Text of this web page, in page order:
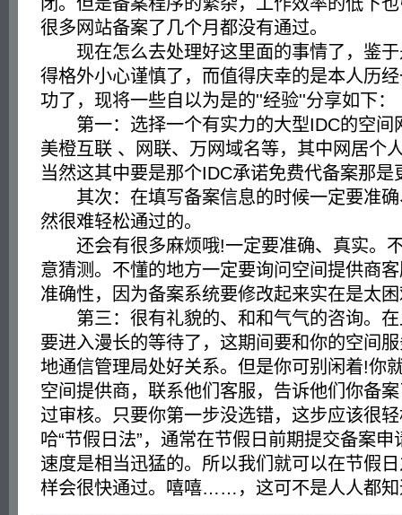
很多网站备案了几个月都没有通过。
现在怎么去处理好这里面的事情了，鉴于
得格外小心谨慎了，而值得庆幸的是本人历
功了，现将一些自以为是的''经验''分享如下：
第一：选择一个有实力的大型IDC的空间
美橙互联 、网联、万网域名等，其中网居个
当然这其中要是那个IDC承诺免费代备案那是
其次：在填写备案信息的时候一定要准确
然很难轻松通过的。
还会有很多麻烦哦!一定要准确、真实。
意猜测。不懂的地方一定要询问空间提供商
准确性，因为备案系统要修改起来实在是太
第三：很有礼貌的、和和气气的咨询。在
要进入漫长的等待了，这期间要和你的空间
地通信管理局处好关系。但是你可别闲着!你
空间提供商，联系他们客服，告诉他们你备
过审核。只要你第一步没选错，这步应该很
哈“节假日法”，通常在节假日前期提交备案
速度是相当迅猛的。所以我们就可以在节假
样会很快通过。嘻嘻……，这可不是人人都